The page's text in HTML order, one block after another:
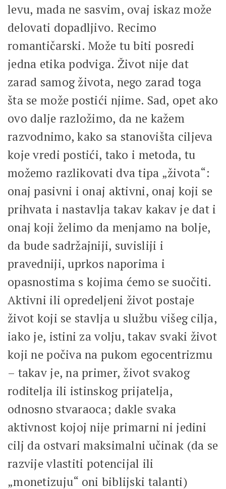
levu, mada ne sasvim, ovaj iskaz može
delovati dopadljivo. Recimo
romantičarski. Može tu biti posredi
jedna etika podviga. Život nije dat
zarad samog života, nego zarad toga
šta se može postići njime. Sad, opet ako
ovo dalje razložimo, da ne kažem
razvodnimo, kako sa stanovišta ciljeva
koje vredi postići, tako i metoda, tu
možemo razlikovati dva tipa „života“:
onaj pasivni i onaj aktivni, onaj koji se
prihvata i nastavlja takav kakav je dat i
onaj koji želimo da menjamo na bolje,
da bude sadržajniji, suvisliji i
pravedniji, uprkos naporima i
opasnostima s kojima ćemo se suočiti.
Aktivni ili opredeljeni život postaje
život koji se stavlja u službu višeg cilja,
iako je, istini za volju, takav svaki život
koji ne počiva na pukom egocentrizmu
– takav je, na primer, život svakog
roditelja ili istinskog prijatelja,
odnosno stvaraoca; dakle svaka
aktivnost kojoj nije primarni ni jedini
cilj da ostvari maksimalni učinak (da se
razvije vlastiti potencijal ili
„monetizuju“ oni biblijski talanti)